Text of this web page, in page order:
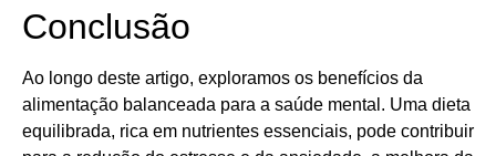
Conclusão
Ao longo deste artigo, exploramos os benefícios da
alimentação balanceada para a saúde mental. Uma dieta
equilibrada, rica em nutrientes essenciais, pode contribuir